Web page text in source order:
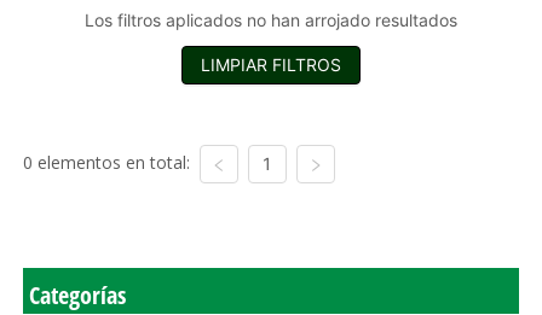
Los filtros aplicados no han arrojado resultados
LIMPIAR FILTROS
0 elementos en total: 1
Categorías